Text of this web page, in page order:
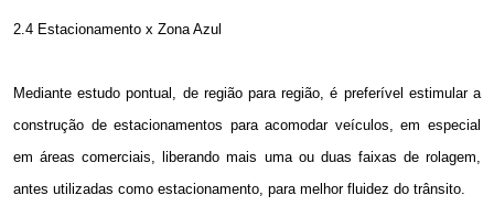
2.4 Estacionamento x Zona Azul
Mediante estudo pontual, de região para região, é preferível estimular a
construção de estacionamentos para acomodar veículos, em especial
em áreas comerciais, liberando mais uma ou duas faixas de rolagem,
antes utilizadas como estacionamento, para melhor fluidez do trânsito.